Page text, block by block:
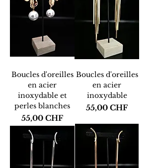
Boucles d'oreilles
en acier
inoxydable et
perles blanches
Prix
55,00 CHF
Boucles d'oreilles
en acier
inoxydable
Prix
55,00 CHF